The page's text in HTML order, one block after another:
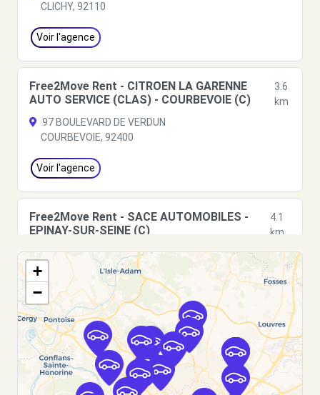
CLICHY, 92110
Voir l'agence
Free2Move Rent - CITROEN LA GARENNE
AUTO SERVICE (CLAS) - COURBEVOIE (C)
3.6
km
97 BOULEVARD DE VERDUN
COURBEVOIE, 92400
Voir l'agence
Free2Move Rent - SACE AUTOMOBILES -
EPINAY-SUR-SEINE (C)
4.1
km
128 AVENUE JOFFRE
EPINAY-SUR-SEINE, 93800
Voir l'agence
Free2Move Rent - CICOV LEBAR - PARIS
(C)
4.3
km
6 RUE JACQUES CARTIER
+
−